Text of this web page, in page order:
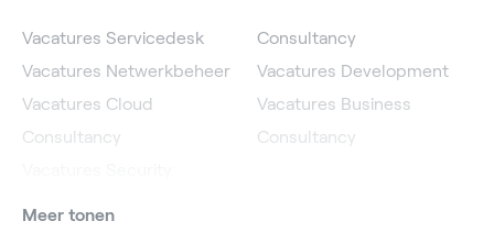
Vacatures Servicedesk
Vacatures Netwerkbeheer
Vacatures Cloud
Consultancy
Consultancy
Vacatures Development
Vacatures Business
Consultancy
Meer tonen